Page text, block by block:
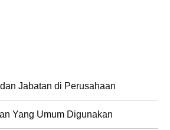
Jabatan di Perusahaan
Yang Umum Digunakan